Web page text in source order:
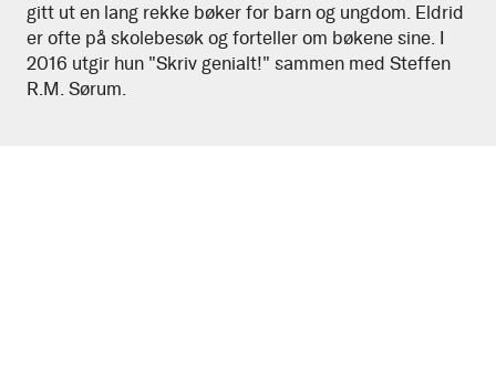
gitt ut en lang rekke bøker for barn og ungdom. Eldrid
er ofte på skolebesøk og forteller om bøkene sine. I
2016 utgir hun "Skriv genialt!" sammen med Steffen
R.M. Sørum.